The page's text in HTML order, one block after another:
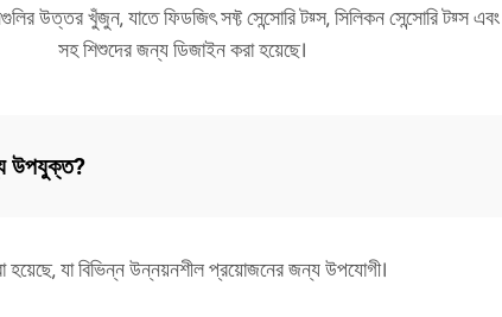
উত্তর খুঁজুন, যাতে ফিডজিৎ সফ্ট সেন্সোরি টয়্স, সিলিকন সেন্সোরি টয়্স
সহ শিশুদের জন্য ডিজাইন করা হয়েছে।
উপযুক্ত?
যা বিভিন্ন উন্নয়নশীল প্রয়োজনের জন্য উপযোগী।